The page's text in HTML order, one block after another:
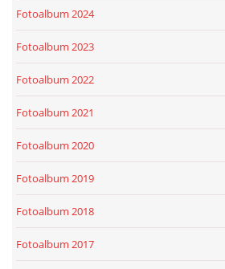
Fotoalbum 2024
Fotoalbum 2023
Fotoalbum 2022
Fotoalbum 2021
Fotoalbum 2020
Fotoalbum 2019
Fotoalbum 2018
Fotoalbum 2017